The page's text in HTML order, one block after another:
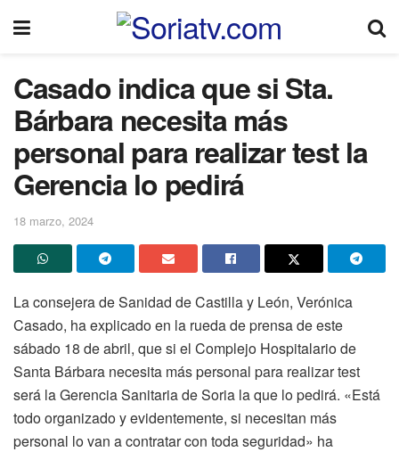
Casado indica que si Sta.
Bárbara necesita más
personal para realizar test la
Gerencia lo pedirá
18 marzo, 2024
La consejera de Sanidad de Castilla y León, Verónica
Casado, ha explicado en la rueda de prensa de este
sábado 18 de abril, que si el Complejo Hospitalario de
Santa Bárbara necesita más personal para realizar test
será la Gerencia Sanitaria de Soria la que lo pedirá. «Está
todo organizado y evidentemente, si necesitan más
personal lo van a contratar con toda seguridad» ha